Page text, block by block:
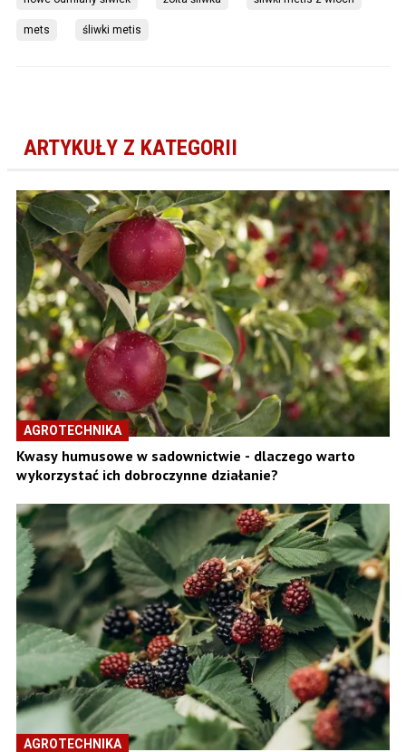
mets śliwki metis
ARTYKUŁY Z KATEGORII
AGROTECHNIKA
Kwasy humusowe w sadownictwie - dlaczego warto
wykorzystać ich dobroczynne działanie?
AGROTECHNIKA